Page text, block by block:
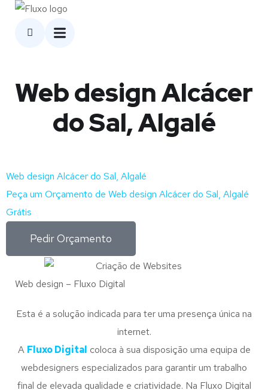
Web design Alcácer
do Sal, Algalé
Web design Alcácer do Sal, Algalé
Peça um Orçamento de Web design Alcácer do Sal, Algalé
Grátis
Pedir Orçamento
Web design – Fluxo Digital
Esta é a solução indicada para ter uma presença única na
internet.
A Fluxo Digital coloca à sua disposição uma equipa de
webdesigners especializados para garantir um trabalho
final de elevada qualidade e criatividade. Na Fluxo Digital